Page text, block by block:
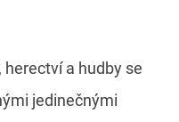
a hudby se
jedinečnými